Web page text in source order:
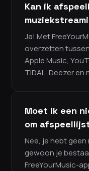
Kan ik
Ja! Met
overzetten
Apple Music,
TIDAL, Deezer en
Moet ik een
om
Nee, je hebt
gewoon je
FreeYourMusic-